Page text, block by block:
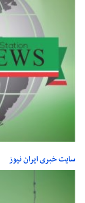
سایت خبری ایران نیوز